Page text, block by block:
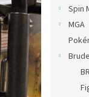
Spin
MGA